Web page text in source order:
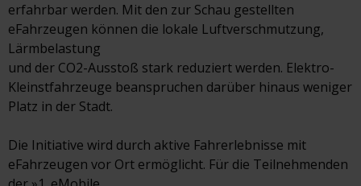
erfahrbar werden. Mit den zur Schau gestellten
eFahrzeugen können die lokale Luftverschmutzung,
Lärmbelastung
und der CO2-Ausstoß stark reduziert werden. Elektro-
Kleinstfahrzeuge beanspruchen darüber hinaus weniger
Platz in der Stadt.
Die Initiative wird durch aktive Fahrerlebnisse mit
eFahrzeugen vor Ort ermöglicht. Für die Teilnehmenden